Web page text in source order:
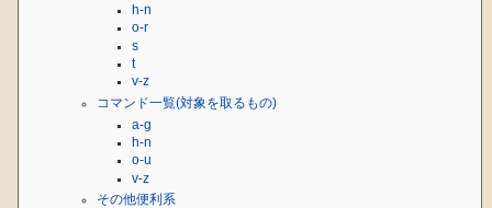
h-n
o-r
s
t
v-z
コマンド一覧(対象を取るもの)
a-g
h-n
o-u
v-z
その他便利系